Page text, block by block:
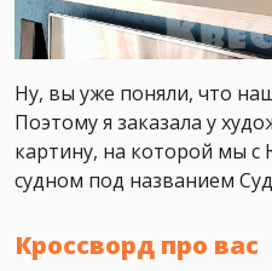
Ну, вы уже поняли, что
Поэтому я заказала у
картину, на которой мы
судном под названием
Кроссворд про вас